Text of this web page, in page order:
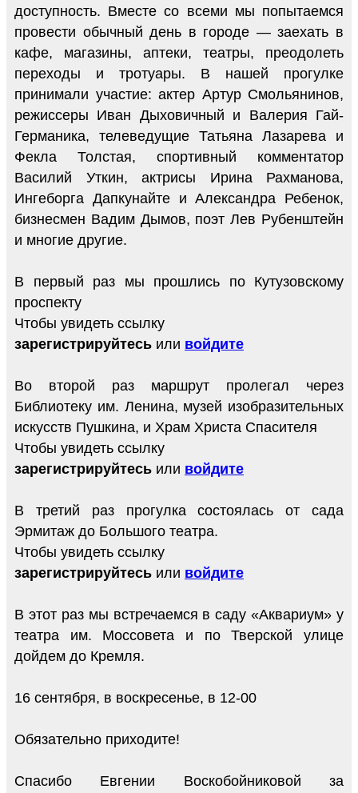
доступность. Вместе со всеми мы попытаемся
провести обычный день в городе — заехать в
кафе, магазины, аптеки, театры, преодолеть
переходы и тротуары. В нашей прогулке
принимали участие: актер Артур Смольянинов,
режиссеры Иван Дыховичный и Валерия Гай-
Германика, телеведущие Татьяна Лазарева и
Фекла Толстая, спортивный комментатор
Василий Уткин, актрисы Ирина Рахманова,
Ингеборга Дапкунайте и Александра Ребенок,
бизнесмен Вадим Дымов, поэт Лев Рубенштейн
и многие другие.
В первый раз мы прошлись по Кутузовскому
проспекту
Чтобы увидеть ссылку
зарегистрируйтесь или войдите
Во второй раз маршрут пролегал через
Библиотеку им. Ленина, музей изобразительных
искусств Пушкина, и Храм Христа Спасителя
Чтобы увидеть ссылку
зарегистрируйтесь или войдите
В третий раз прогулка состоялась от сада
Эрмитаж до Большого театра.
Чтобы увидеть ссылку
зарегистрируйтесь или войдите
В этот раз мы встречаемся в саду «Аквариум» у
театра им. Моссовета и по Тверской улице
дойдем до Кремля.
16 сентября, в воскресенье, в 12-00
Обязательно приходите!
Спасибо Евгении Воскобойниковой за